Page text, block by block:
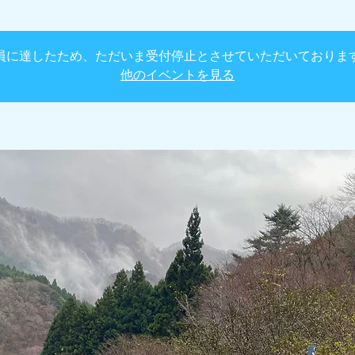
に達したため、ただいま受付停止とさせていただいておりま
他のイベントを見る